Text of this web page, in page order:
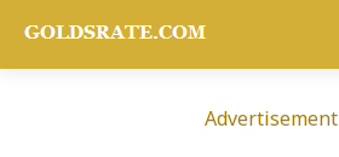
Advertisement